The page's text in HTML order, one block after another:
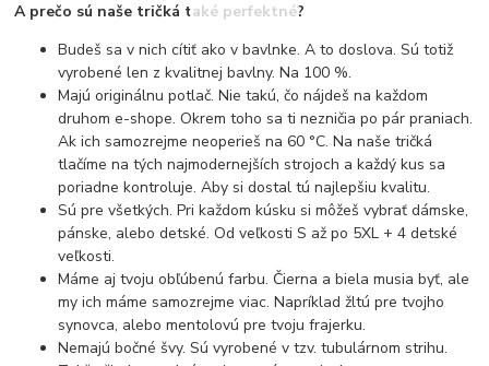
A prečo sú naše tričká také perfektné?
Budeš sa v nich cítiť ako v bavlnke. A to doslova. Sú totiž
vyrobené len z kvalitnej bavlny. Na 100 %.
Majú originálnu potlač. Nie takú, čo nájdeš na každom
druhom e-shope. Okrem toho sa ti nezničia po pár praniach.
Ak ich samozrejme neoperieš na 60 °C. Na naše tričká
tlačíme na tých najmodernejších strojoch a každý kus sa
poriadne kontroluje. Aby si dostal tú najlepšiu kvalitu.
Sú pre všetkých. Pri každom kúsku si môžeš vybrať dámske,
pánske, alebo detské. Od veľkosti S až po 5XL + 4 detské
veľkosti.
Máme aj tvoju obľúbenú farbu. Čierna a biela musia byť, ale
my ich máme samozrejme viac. Napríklad žltú pre tvojho
synovca, alebo mentolovú pre tvoju frajerku.
Nemajú bočné švy. Sú vyrobené v tzv. tubulárnom strihu.